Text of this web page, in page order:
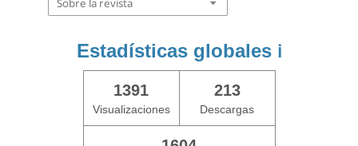
Sobre la revista
Estadísticas globales ℹ️
1391
Visualizaciones
213
Descargas